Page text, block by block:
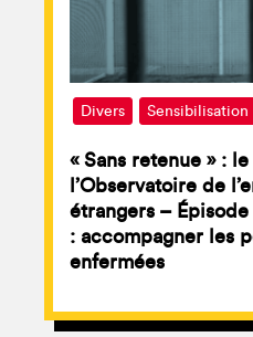
Divers Sensibilisation
« Sans retenue » :
l’Observatoire de
étrangers – Épisode
: accompagner les
enfermées